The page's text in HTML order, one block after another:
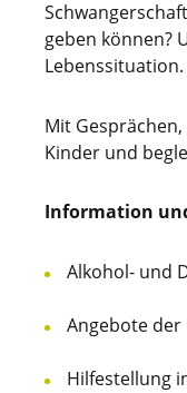
geben können?
Mit
Kinder und
Information
Alkohol- und
Angebote
Hilfestellung